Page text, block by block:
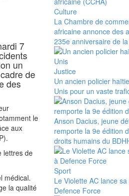
7
un
de
des
le
aux
lettres de
médical.
la qualité
Culture
La Chambre de
africaine annonce des
235e anniversaire de
Justice
Un ancien policier
Unis pour un vaste
Anson Dacius, jeune
remporte la 9e édition
droits humains du
Sport
Le Violette AC lance
Defence Force